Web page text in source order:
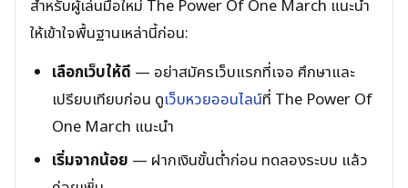
สำหรับผู้เล่นมือใหม่ The Power Of One March แนะนำ
ให้เข้าใจพื้นฐานเหล่านี้ก่อน:
เลือกเว็บให้ดี — อย่าสมัครเว็บแรกที่เจอ ศึกษาและ
เปรียบเทียบก่อน ดูเว็บหวยออนไลน์ที่ The Power Of
One March แนะนำ
เริ่มจากน้อย — ฝากเงินขั้นต่ำก่อน ทดลองระบบ แล้ว